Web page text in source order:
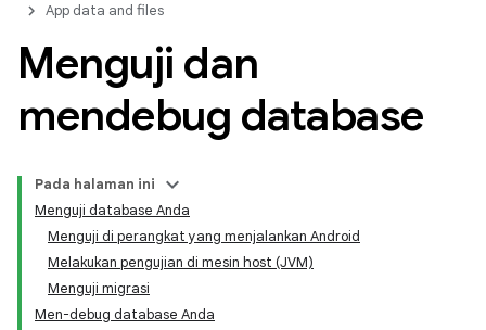
App data and files
Menguji dan
mendebug database
Pada halaman ini
Menguji database Anda
Menguji di perangkat yang menjalankan Android
Melakukan pengujian di mesin host (JVM)
Menguji migrasi
Men-debug database Anda